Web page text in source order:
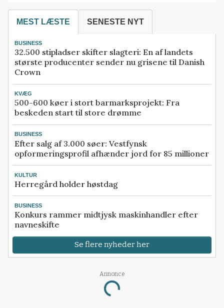
MEST LÆSTE SENESTE NYT
BUSINESS
32.500 stipladser skifter slagteri: En af landets
største producenter sender nu grisene til Danish
Crown
KVÆG
500-600 køer i stort barmarksprojekt: Fra
beskeden start til store drømme
BUSINESS
Efter salg af 3.000 søer: Vestfynsk
opformeringsprofil afhænder jord for 85 millioner
KULTUR
Herregård holder høstdag
BUSINESS
Konkurs rammer midtjysk maskinhandler efter
navneskifte
Se flere nyheder her
Annonce
Loading...